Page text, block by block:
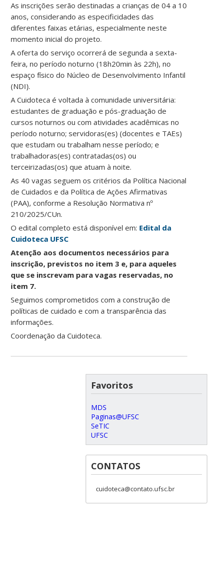
As inscrições serão destinadas a crianças de 04 a 10
anos, considerando as especificidades das
diferentes faixas etárias, especialmente neste
momento inicial do projeto.
A oferta do serviço ocorrerá de segunda a sexta-
feira, no período noturno (18h20min às 22h), no
espaço físico do Núcleo de Desenvolvimento Infantil
(NDI).
A Cuidoteca é voltada à comunidade universitária:
estudantes de graduação e pós-graduação de
cursos noturnos ou com atividades acadêmicas no
período noturno; servidoras(es) (docentes e TAEs)
que estudam ou trabalham nesse período; e
trabalhadoras(es) contratadas(os) ou
terceirizadas(os) que atuam à noite.
As 40 vagas seguem os critérios da Política Nacional
de Cuidados e da Política de Ações Afirmativas
(PAA), conforme a Resolução Normativa nº
210/2025/CUn.
O edital completo está disponível em: Edital da
Cuidoteca UFSC
Atenção aos documentos necessários para
inscrição, previstos no item 3 e, para aqueles
que se inscrevam para vagas reservadas, no
item 7.
Seguimos comprometidos com a construção de
políticas de cuidado e com a transparência das
informações.
Coordenação da Cuidoteca.
Favoritos
MDS
Paginas@UFSC
SeTIC
UFSC
CONTATOS
cuidoteca@contato.ufsc.br